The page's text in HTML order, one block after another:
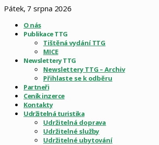
Pátek, 7 srpna 2026
O nás
Publikace TTG
Tištěná vydání TTG
MICE
Newslettery TTG
Newslettery TTG – Archiv
Přihlaste se k odběru
Partneři
Ceník inzerce
Kontakty
Udržitelná turistika
Udržitelná doprava
Udržitelné služby
Udržitelné ubytování